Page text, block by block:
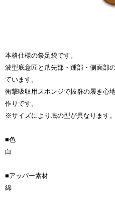
本格仕様の祭足袋です。
波型底意匠と爪先部・踵部・側面部
ています。
衝撃吸収用スポンジで抜群の履き心
作りです。
※サイズにより底の型が異なります。
■色
白
■アッパー素材
綿